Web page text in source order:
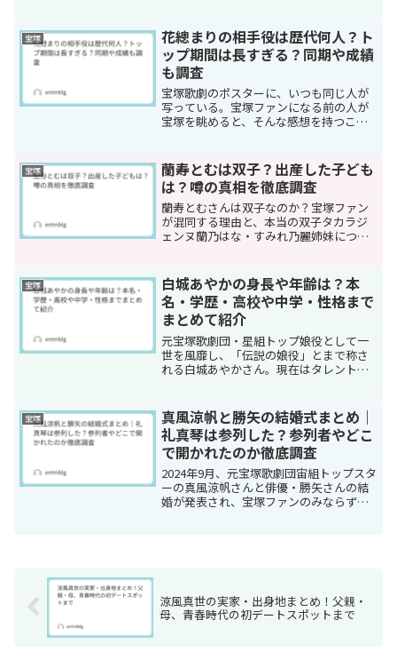
たことはあまり知られていません。2025
年11月、和央ようかさ...
宝塚
花總まりの相手役は歴代何人？ト
ップ期間は長すぎる？同期や成績
も調査
宝塚歌劇のポスターに、いつも同じ人が
写っている。宝塚ファンになる前の人が
宝塚を眺めると、そんな感想を持つこと
100年に1人の娘役」「女帝」「史上最高
のトップ娘役」。これ...
宝塚
蘭寿とむは双子？出産した子ども
は？噂の真相を徹底調査
蘭寿とむさんは双子なのか？宝塚ファン
が混同する理由と、本当の双子タカラジ
ェンヌ蘭乃はな・すみれ乃麗姉妹につい
宝塚
白城あやかの身長や年齢は？本
名・学歴・高校や中学・性格まで
まとめて紹介
元宝塚歌劇団・星組トップ娘役として一
世を風靡し、「伝説の娘役」とまで称さ
れる白城あやかさん。現在はタレント・
て知られています。退団から約30年が経
つ現在も、その美しさ...
宝塚
真風涼帆と勝矢の結婚式まとめ｜
礼真琴は参列した？参列者やどこ
で開かれたのか徹底調査
2024年9月、元宝塚歌劇団宙組トップスタ
ーの真風涼帆さんと俳優・勝矢さんの結
婚が発表され、宝塚ファンのみならず多
涼風真世の実家・出身地まとめ！父親・
母、青春時代の初デートスポットまで